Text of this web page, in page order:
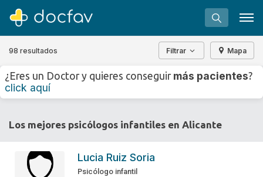
Software para clínicas
¿Eres un doctor?
98 resultados Filtrar Mapa
¿Eres un Doctor y quieres conseguir más pacientes?
click aquí
Los mejores psicólogos infantiles en Alicante
Lucia Ruiz Soria
Psicólogo infantil
+ −
⇧
»
©OpenStreetMapcontributors.